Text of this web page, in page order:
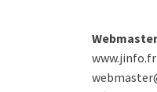
Webmaster
www.jinfo.fr